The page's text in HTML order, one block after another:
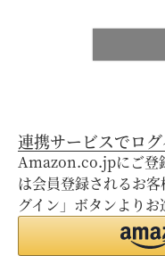
連携サービスでロ
Amazon.co.jpにご登
は会員登録されるお
グイン」ボタンよりお